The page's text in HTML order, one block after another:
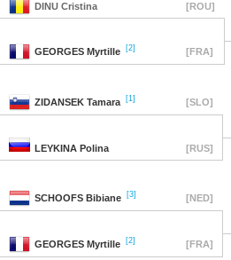
DINU Cristina [ROU]
GEORGES Myrtille [2] [FRA]
ZIDANSEK Tamara [1] [SLO]
LEYKINA Polina [RUS]
SCHOOFS Bibiane [3] [NED]
GEORGES Myrtille [2] [FRA]